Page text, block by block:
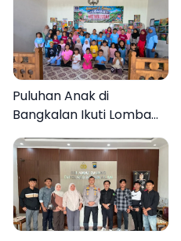
Puluhan Anak di
Bangkalan Ikuti Lomba
Mewarnai Bertema
Liburan Keluarga